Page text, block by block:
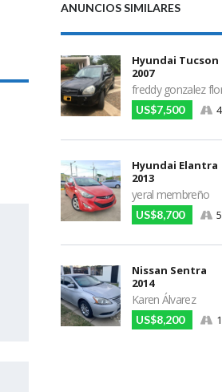
ANUNCIOS SIMILARES
Hyundai Tucson
2007
freddy gonzalez
US$7,500
Hyundai Elantra
2013
yeral membreño
US$8,700
Nissan Sentra
2014
Karen Álvarez
US$8,200